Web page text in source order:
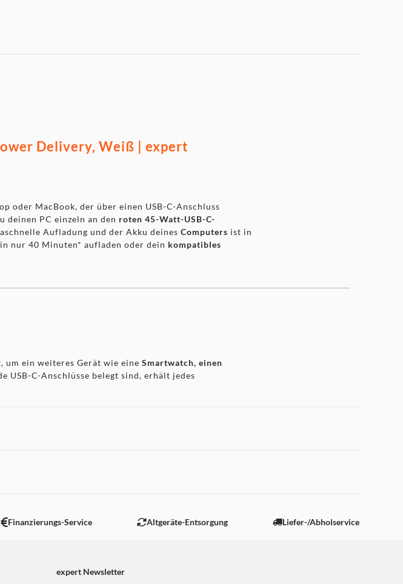
Delivery, Weiß | expert
oder MacBook, der über einen USB-C-Anschluss
deinen PC einzeln an den roten 45-Watt-USB-C-
Aufladung und der Akku deines Computers ist in
in nur 40 Minuten* aufladen oder dein kompatibles
um ein weiteres Gerät wie eine Smartwatch, einen
USB-C-Anschlüsse belegt sind, erhält jedes
deinem Rucksack immer griffbereit hast.
Finanzierungs-Service Altgeräte-Entsorgung Liefer-/Abholservice
expert Newsletter